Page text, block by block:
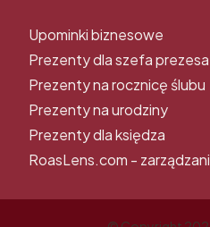
Upominki biznesowe
Prezenty dla szefa prezesa
Prezenty na rocznicę ślubu
Prezenty na urodziny
Prezenty dla księdza
RoasLens.com -